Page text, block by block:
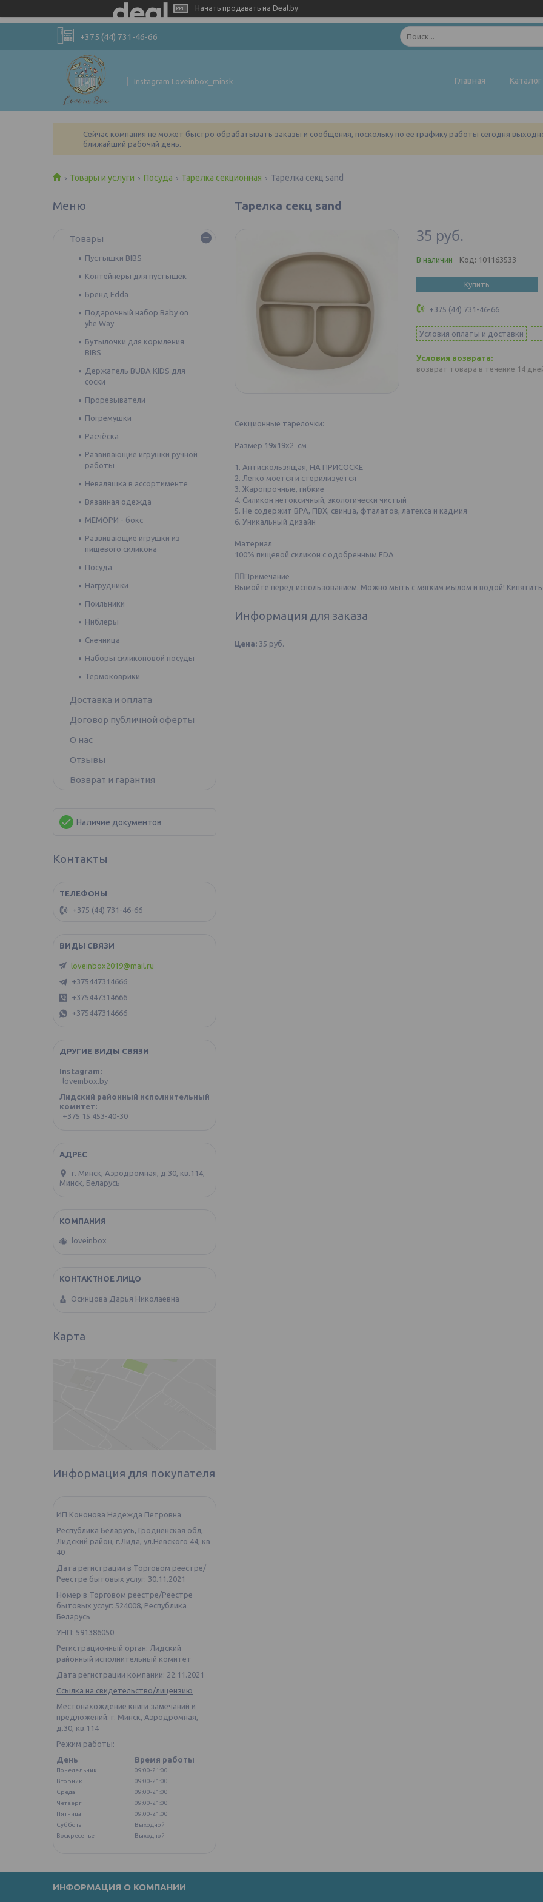
Начать продавать на Deal.by
+375 (44) 731-46-66
Instagram Loveinbox_minsk Главная Каталог
Сейчас компания не может быстро обрабатывать заказы и сообщения, поскольку по ее графику работы сегодня
ближайший рабочий день.
Товары и услуги Посуда Тарелка секционная Тарелка секц sand
Тарелка секц sand
35 руб.
В наличии Код: 101163533
Купить
+375 (44) 731-46-66
Условия оплаты и доставки
возврат товара в течение 14
Секционные тарелочки:
Размер 19х19х2 см
1. Антискользящая, НА ПРИСОСКЕ
2. Легко моется и стерилизуется
3. Жаропрочные, гибкие
4. Силикон нетоксичный, экологически чистый
5. Не содержит BPA, ПВХ, свинца, фталатов, латекса и кадмия
6. Уникальный дизайн
Материал
100% пищевой силикон с одобренным FDA
☝🏼Примечание
Вымойте перед использованием. Можно мыть с мягким мылом и водой!
Информация для заказа
Цена: 35 руб.
Товары
Пустышки BIBS
Контейнеры для пустышек
Бренд Edda
Подарочный набор Baby on
yhe Way
Бутылочки для кормления
BIBS
Держатель BUBA KIDS для
соски
Прорезыватели
Погремушки
Расчёска
Развивающие игрушки ручной
работы
Неваляшка в ассортименте
Вязанная одежда
МЕМОРИ - бокс
Развивающие игрушки из
пищевого силикона
Посуда
Нагрудники
Поильники
Ниблеры
Снечница
Наборы силиконовой посуды
Термоковрики
Доставка и оплата
Договор публичной оферты
О нас
Отзывы
Возврат и гарантия
Наличие документов
Контакты
+375 (44) 731-46-66
loveinbox2019@mail.ru
+375447314666
+375447314666
+375447314666
ДРУГИЕ ВИДЫ СВЯЗИ
Instagram
loveinbox.by
Лидский районный исполнительный
комитет
+375 15 453-40-30
г. Минск, Аэродромная, д.30, кв.114,
Минск, Беларусь
loveinbox
Осинцова Дарья Николаевна
Карта
Информация для покупателя
ИП Кононова Надежда Петровна
Республика Беларусь, Гродненская обл,
Лидский район, г.Лида, ул.Невского 44, кв
40
Дата регистрации в Торговом реестре/
Реестре бытовых услуг: 30.11.2021
Номер в Торговом реестре/Реестре
бытовых услуг: 524008, Республика
Беларусь
УНП: 591386050
Регистрационный орган: Лидский
районный исполнительный комитет
Дата регистрации компании: 22.11.2021
Ссылка на свидетельство/лицензию
Местонахождение книги замечаний и
предложений: г. Минск, Аэродромная,
д.30, кв.114
Режим работы:
День
Время работы
Понедельник
09:00-21:00
Вторник
09:00-21:00
Среда
09:00-21:00
Четверг
09:00-21:00
Пятница
09:00-21:00
Суббота
Выходной
Воскресенье
Выходной
ИНФОРМАЦИЯ О КОМПАНИИ